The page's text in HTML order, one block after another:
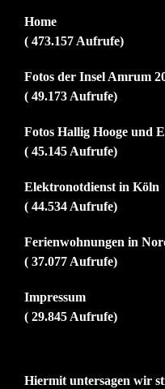
Home
( 473.157 Aufrufe)
Fotos der Insel Amrum
( 49.173 Aufrufe)
Fotos Hallig Hooge und
( 45.145 Aufrufe)
Elektronotdienst in Köln
( 44.534 Aufrufe)
Ferienwohnungen in
( 37.077 Aufrufe)
Impressum
( 29.845 Aufrufe)
Hiermit untersagen wir